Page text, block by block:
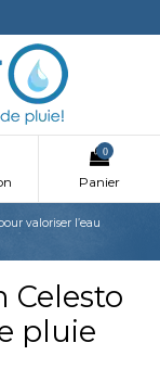
0
Panier
valoriser l’eau
Celesto
pluie